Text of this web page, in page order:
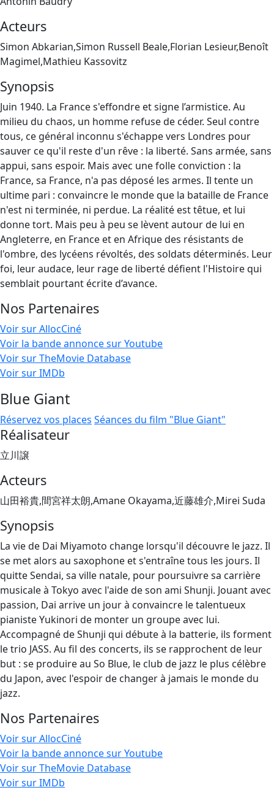
Acteurs
Simon Abkarian,Simon Russell Beale,Florian Lesieur,Benoît
Magimel,Mathieu Kassovitz
Synopsis
Juin 1940. La France s'effondre et signe l’armistice. Au
milieu du chaos, un homme refuse de céder. Seul contre
tous, ce général inconnu s'échappe vers Londres pour
sauver ce qu'il reste d'un rêve : la liberté. Sans armée, sans
appui, sans espoir. Mais avec une folle conviction : la
France, sa France, n'a pas déposé les armes. Il tente un
ultime pari : convaincre le monde que la bataille de France
n'est ni terminée, ni perdue. La réalité est têtue, et lui
donne tort. Mais peu à peu se lèvent autour de lui en
Angleterre, en France et en Afrique des résistants de
l'ombre, des lycéens révoltés, des soldats déterminés. Leur
foi, leur audace, leur rage de liberté défient l'Histoire qui
semblait pourtant écrite d’avance.
Nos Partenaires
Voir sur AllocCiné
Voir la bande annonce sur Youtube
Voir sur TheMovie Database
Voir sur IMDb
Blue Giant
Réservez vos places Séances du film "Blue Giant"
Réalisateur
立川譲
Acteurs
山田裕貴,間宮祥太朗,Amane Okayama,近藤雄介,Mirei Suda
Synopsis
La vie de Dai Miyamoto change lorsqu'il découvre le jazz. Il
se met alors au saxophone et s'entraîne tous les jours. Il
quitte Sendai, sa ville natale, pour poursuivre sa carrière
musicale à Tokyo avec l'aide de son ami Shunji. Jouant avec
passion, Dai arrive un jour à convaincre le talentueux
pianiste Yukinori de monter un groupe avec lui.
Accompagné de Shunji qui débute à la batterie, ils forment
le trio JASS. Au fil des concerts, ils se rapprochent de leur
but : se produire au So Blue, le club de jazz le plus célèbre
du Japon, avec l'espoir de changer à jamais le monde du
jazz.
Nos Partenaires
Voir sur AllocCiné
Voir la bande annonce sur Youtube
Voir sur TheMovie Database
Voir sur IMDb